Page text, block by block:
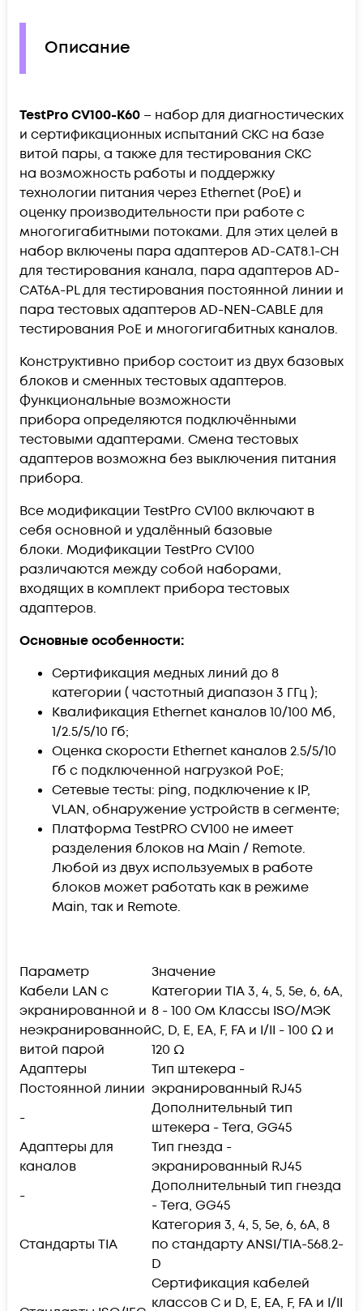
Описание
TestPro CV100-К60 – набор для диагностических
и сертификационных испытаний СКС на базе
витой пары, а также для тестирования СКС
на возможность работы и поддержку
технологии питания через Ethernet (PoE) и
оценку производительности при работе с
многогигабитными потоками. Для этих целей в
набор включены пара адаптеров AD-CAT8.1-CH
для тестирования канала, пара адаптеров AD-
CAT6A-PL для тестирования постоянной линии и
пара тестовых адаптеров AD-NEN-CABLE для
тестирования РоЕ и многогигабитных каналов.
Конструктивно прибор состоит из двух базовых
блоков и сменных тестовых адаптеров.
Функциональные возможности
прибора определяются подключёнными
тестовыми адаптерами. Смена тестовых
адаптеров возможна без выключения питания
прибора.
Все модификации TestPro CV100 включают в
себя основной и удалённый базовые
блоки. Модификации TestPro CV100
различаются между собой наборами,
входящих в комплект прибора тестовых
адаптеров.
Основные особенности:
Сертификация медных линий до 8
категории ( частотный диапазон 3 ГГц );
Квалификация Ethernet каналов 10/100 Мб,
1/2.5/5/10 Гб;
Оценка скорости Ethernet каналов 2.5/5/10
Гб с подключенной нагрузкой PoE;
Сетевые тесты: ping, подключение к IP,
VLAN, обнаружение устройств в сегменте;
Платформа TestPRO CV100 не имеет
разделения блоков на Main / Remote.
Любой из двух используемых в работе
блоков может работать как в режиме
Main, так и Remote.
Параметр
Значение
Кабели LAN с
экранированной и
неэкранированной
витой парой
Категории TIA 3, 4, 5, 5e, 6, 6A,
8 - 100 Ом Классы ISO/МЭК
C, D, E, EA, F, FA и I/II - 100 Ω и
120 Ω
Адаптеры
Постоянной линии
Тип штекера -
экранированный RJ45
-
Дополнительный тип
штекера - Tera, GG45
Адаптеры для
каналов
Тип гнезда -
экранированный RJ45
-
Дополнительный тип гнезда
- Tera, GG45
Стандарты TIA
Категория 3, 4, 5, 5e, 6, 6А, 8
по стандарту ANSI/TIA-568.2-
D
Сертификация кабелей
классов C и D, E, EA, F, FA и I/II